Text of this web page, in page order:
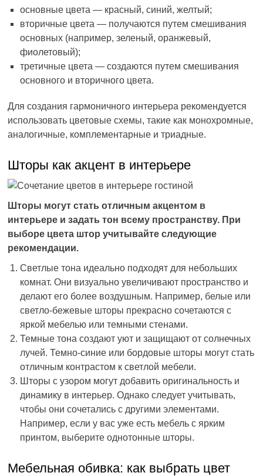
основные цвета — красный, синий, желтый;
вторичные цвета — получаются путем смешивания
основных (например, зеленый, оранжевый,
фиолетовый);
третичные цвета — создаются путем смешивания
основного и вторичного цвета.
Для создания гармоничного интерьера рекомендуется
использовать цветовые схемы, такие как монохромные,
аналогичные, комплементарные и триадные.
Шторы как акцент в интерьере
Шторы могут стать отличным акцентом в
интерьере и задать тон всему пространству. При
выборе цвета штор учитывайте следующие
рекомендации.
Светлые тона идеально подходят для небольших
комнат. Они визуально увеличивают пространство и
делают его более воздушным. Например, белые или
светло-бежевые шторы прекрасно сочетаются с
яркой мебелью или темными стенами.
Темные тона создают уют и защищают от солнечных
лучей. Темно-синие или бордовые шторы могут стать
отличным контрастом к светлой мебели.
Шторы с узором могут добавить оригинальность и
динамику в интерьер. Однако следует учитывать,
чтобы они сочетались с другими элементами.
Например, если у вас уже есть мебель с ярким
принтом, выберите однотонные шторы.
Мебельная обивка: как выбрать цвет